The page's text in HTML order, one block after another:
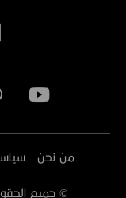
من نحن
© جميع